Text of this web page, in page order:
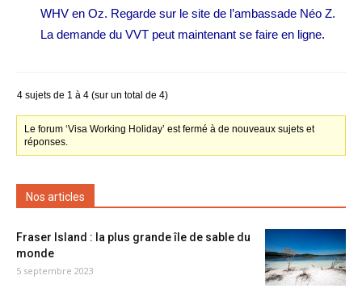
WHV en Oz. Regarde sur le site de l’ambassade Néo Z.
La demande du VVT peut maintenant se faire en ligne.
4 sujets de 1 à 4 (sur un total de 4)
Le forum ‘Visa Working Holiday’ est fermé à de nouveaux sujets et
réponses.
Nos articles
Fraser Island : la plus grande île de sable du
monde
5 septembre 2023